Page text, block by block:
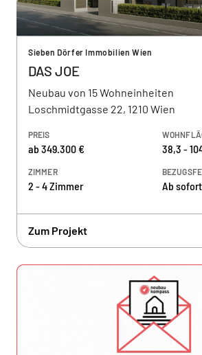
Sieben Dörfer Immobilien Wien
DAS JOE
Neubau von 15 Wohneinheiten
Loschmidtgasse 22, 1210 Wien
PREIS
ab 349.300 € 38,3 -
ZIMMER
2 - 4 Zimmer Ab sofort
Zum Projekt